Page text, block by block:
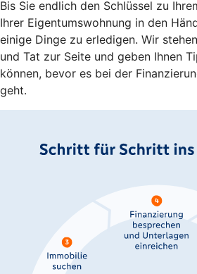
Bis Sie endlich den Schlüssel zu
Ihrer Eigentumswohnung in den
einige Dinge zu erledigen. Wir
und Tat zur Seite und geben Ihnen
können, bevor es bei der
geht.